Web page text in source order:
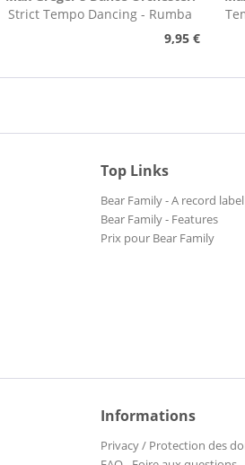
Strict Tempo Dancing - Rumba
9,95 €
Top Links
Bear Family - A record label
Bear Family - Features
Prix pour Bear Family
Informations
Privacy / Protection des